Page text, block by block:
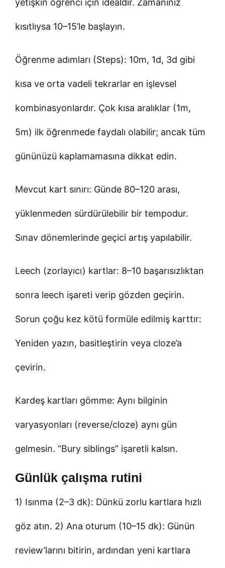
kısıtlıysa 10–15’le başlayın.
Öğrenme adımları (Steps): 10m, 1d, 3d gibi
kısa ve orta vadeli tekrarlar en işlevsel
kombinasyonlardır. Çok kısa aralıklar (1m,
5m) ilk öğrenmede faydalı olabilir; ancak tüm
gününüzü kaplamamasına dikkat edin.
Mevcut kart sınırı: Günde 80–120 arası,
yüklenmeden sürdürülebilir bir tempodur.
Sınav dönemlerinde geçici artış yapılabilir.
Leech (zorlayıcı) kartlar: 8–10 başarısızlıktan
sonra leech işareti verip gözden geçirin.
Sorun çoğu kez kötü formüle edilmiş karttır:
Yeniden yazın, basitleştirin veya cloze’a
çevirin.
Kardeş kartları gömme: Aynı bilginin
varyasyonları (reverse/cloze) aynı gün
gelmesin. “Bury siblings” işaretli kalsın.
Günlük çalışma rutini
1) Isınma (2–3 dk): Dünkü zorlu kartlara hızlı
göz atın. 2) Ana oturum (10–15 dk): Günün
review’larını bitirin, ardından yeni kartlara